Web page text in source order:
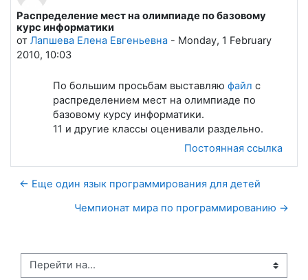
Распределение мест на олимпиаде по базовому
курс информатики
от Лапшева Елена Евгеньевна - Monday, 1 February
2010, 10:03
Количество ответов: 0
По большим просьбам выставляю файл с
распределением мест на олимпиаде по
базовому курсу информатики.
11 и другие классы оценивали раздельно.
Постоянная ссылка
← Еще один язык программирования для детей
Чемпионат мира по программированию →
Перейти на...